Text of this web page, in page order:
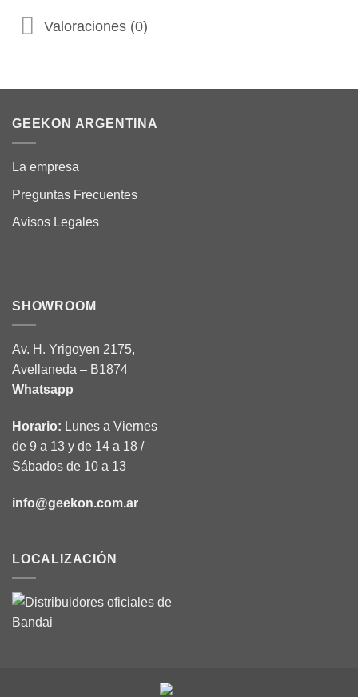
Valoraciones (0)
GEEKON ARGENTINA
La empresa
Preguntas Frecuentes
Avisos Legales
SHOWROOM
Av. H. Yrigoyen 2175,
Avellaneda – B1874
Whatsapp
Horario: Lunes a Viernes
de 9 a 13 y de 14 a 18 /
Sábados de 10 a 13
info@geekon.com.ar
LOCALIZACIÓN